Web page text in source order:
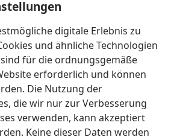
digitale Erlebnis zu
und ähnliche Technologien
sind für die ordnungsgemäße
erforderlich und können
Die Nutzung der
die wir nur zur Verbesserung
verwenden, kann akzeptiert
Keine dieser Daten werden
BIBLIOTHEK
®